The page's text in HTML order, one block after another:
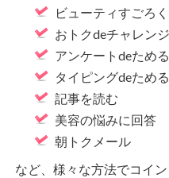
ビューティすごろく
おトクdeチャレンジ
アンケートdeためる
タイピングdeためる
記事を読む
美容の悩みに回答
朝トクメール
など、様々な方法でコイ